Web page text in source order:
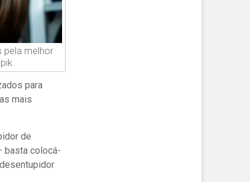
pela melhor
para
mais
de
basta colocá-